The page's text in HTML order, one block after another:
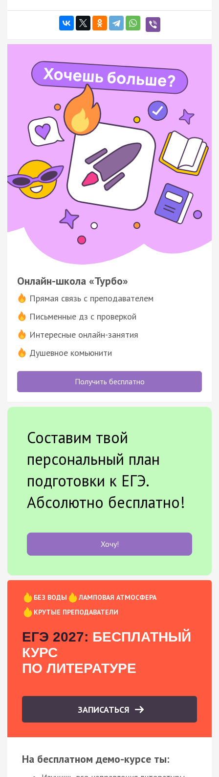
Онлайн-школа «Турбо»
Прямая связь с преподавателем
Письменные дз с проверкой
Интересные онлайн-занятия
Душевное комьюнити
Получить бесплатно
Составим твой
персональный план
подготовки к ЕГЭ.
Абсолютно бесплатно!
Хочу!
БЕЗ ВОДЫ
ЛАМПОВАЯ АТМОСФЕРА
КРУТЫЕ ПРЕПОДАВАТЕЛИ
ЕГЭ 2027: БЕСПЛАТНЫЙ
КУРС
ПО ЛИТЕРАТУРЕ
ЗАПИСАТЬСЯ
На бесплатном демо-курсе ты: